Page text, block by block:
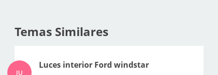
Temas Similares
JU
Luces interior Ford windstar